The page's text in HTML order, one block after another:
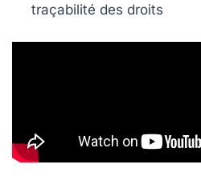
traçabilité des droits